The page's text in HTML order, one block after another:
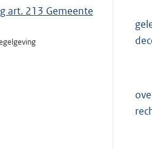
art. 213 Gemeente